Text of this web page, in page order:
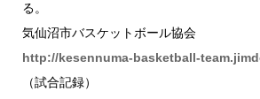
る。
気仙沼市バスケットボール協会
http://kesennuma-basketball-
（試合記録）